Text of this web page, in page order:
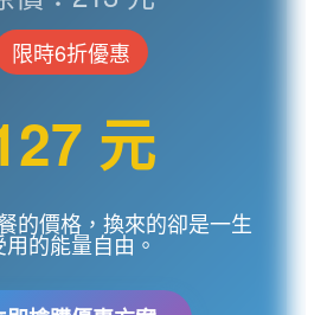
限時6折優惠
元
的價格，換來的卻是一生
用的能量自由。